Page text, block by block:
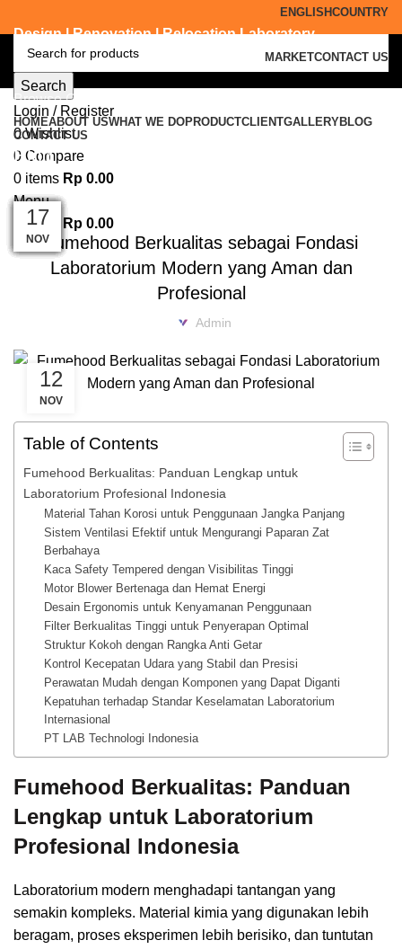
ENGLISHCOUNTRY
Design | Renovation | Relocation Laboratory
MARKETCONTACT US
Search
Login / Register
0Wishlist
0 Compare
0 items Rp 0.00
Menu
items Rp 0.00
Browse Categories
HOMEABOUT USWHAT WE DOPRODUCTCLIENTGALLERYBLOG
CONTACT US
Blog
Fumehood Berkualitas sebagai Fondasi
Laboratorium Modern yang Aman dan
Profesional
Admin
12
NOV
Table of Contents
Fumehood Berkualitas: Panduan Lengkap untuk
Laboratorium Profesional Indonesia
Material Tahan Korosi untuk Penggunaan Jangka Panjang
Sistem Ventilasi Efektif untuk Mengurangi Paparan Zat
Berbahaya
Kaca Safety Tempered dengan Visibilitas Tinggi
Motor Blower Bertenaga dan Hemat Energi
Desain Ergonomis untuk Kenyamanan Penggunaan
Filter Berkualitas Tinggi untuk Penyerapan Optimal
Struktur Kokoh dengan Rangka Anti Getar
Kontrol Kecepatan Udara yang Stabil dan Presisi
Perawatan Mudah dengan Komponen yang Dapat Diganti
Kepatuhan terhadap Standar Keselamatan Laboratorium
Internasional
PT LAB Technologi Indonesia
Fumehood Berkualitas: Panduan
Lengkap untuk Laboratorium
Profesional Indonesia
Laboratorium modern menghadapi tantangan yang
semakin kompleks. Material kimia yang digunakan lebih
beragam, proses eksperimen lebih berisiko, dan tuntutan
07
APR
06
APR
03
MAR
02
MAR
10
FEB
09
FEB
05
DEC
04
DEC
03
DEC
02
DEC
01
DEC
17
NOV